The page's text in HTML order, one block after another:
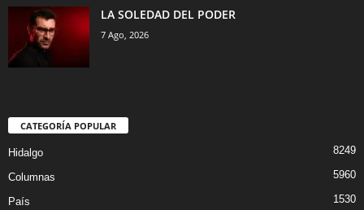
LA SOLEDAD DEL PODER
7 Ago, 2026
CATEGORÍA POPULAR
Hidalgo 8249
Columnas 5960
País 1530